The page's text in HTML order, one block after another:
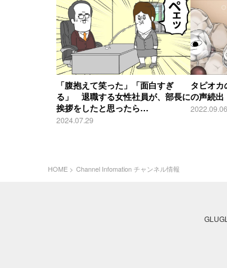
「腹抱えて笑った」「面白すぎ
る」 退職する女性社員が、部長に
挨拶をしたと思ったら…
2024.07.29
タピオ
の声続
2022.09.06
HOME Channel Infomation チャンネル情報